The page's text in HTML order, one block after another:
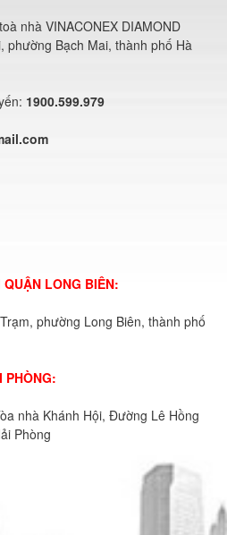
nhà VINACONEX DIAMOND
phường Bạch Mai, thành phố Hà
1900.599.979
LONG BIÊN:
phường Long Biên, thành phố
PHÒNG:
nhà Khánh Hội, Đường Lê Hồng
Phòng